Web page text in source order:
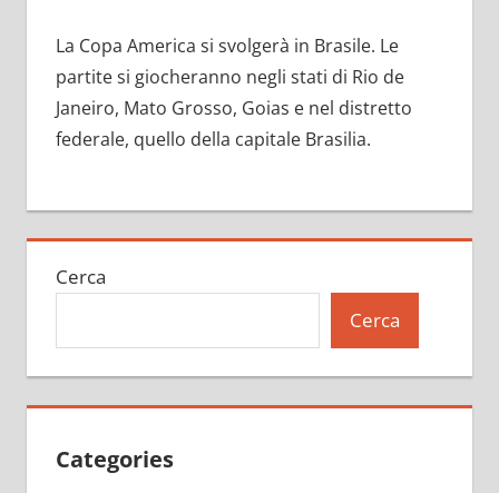
La Copa America si svolgerà in Brasile. Le
partite si giocheranno negli stati di Rio de
Janeiro, Mato Grosso, Goias e nel distretto
federale, quello della capitale Brasilia.
Cerca
Cerca
Categories